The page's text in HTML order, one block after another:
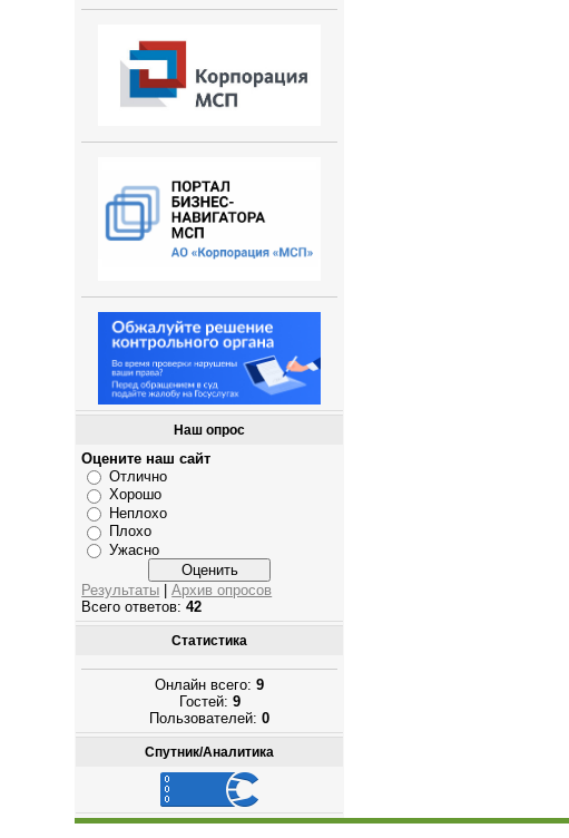
Наш опрос
Оцените наш сайт
Отлично
Хорошо
Неплохо
Плохо
Ужасно
Результаты |Архив опросов
Всего ответов:42
Статистика
Онлайн всего:9
Гостей: 9
Пользователей:0
Спутник/Аналитика